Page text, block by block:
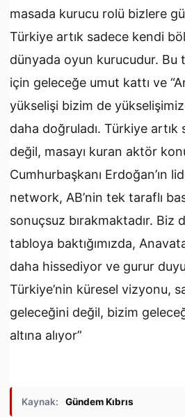
masada kurucu rolü bizlere
Türkiye artık sadece kendi
dünyada oyun kurucudur. Bu
için geleceğe umut kattı ve
yükselişi bizim de
daha doğruladı. Türkiye artık
değil, masayı kuran aktör
Cumhurbaşkanı Erdoğan’ın
network, AB’nin tek taraflı
sonuçsuz bırakmaktadır. Biz
tabloya baktığımızda,
daha hissediyor ve gurur
Türkiye’nin küresel vizyonu,
geleceğini değil, bizim
altına alıyor”
Kaynak: Gündem Kıbrıs